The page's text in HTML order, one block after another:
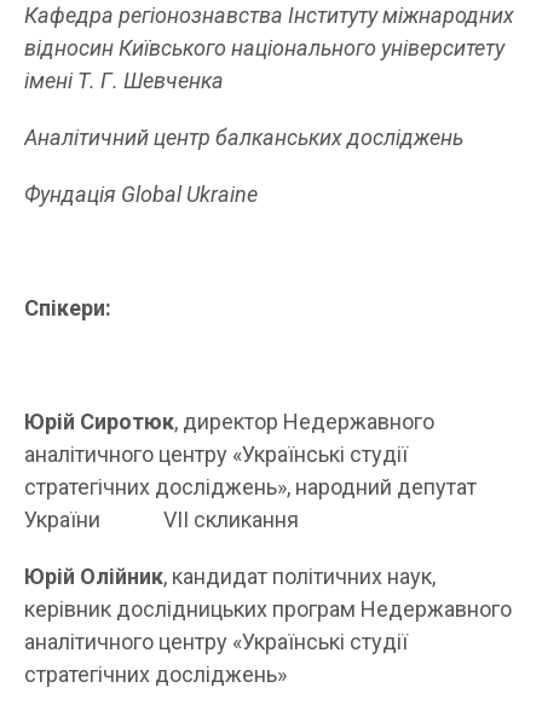
Кафедра регіонознавства Інституту міжнародних
відносин Київського національного університету
імені Т. Г. Шевченка
Аналітичний центр балканських досліджень
Фундація Global Ukraine
Спікери:
Юрій Сиротюк, директор Недержавного
аналітичного центру «Українські студії
стратегічних досліджень», народний депутат
України VII скликання
Юрій Олійник, кандидат політичних наук,
керівник дослідницьких програм Недержавного
аналітичного центру «Українські студії
стратегічних досліджень»